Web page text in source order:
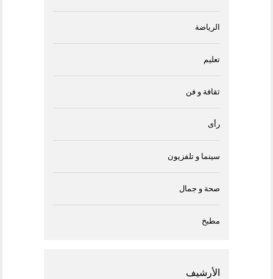
الرياضة
تعليم
ثقافة و فن
رأى
سينما و تلفزيون
صحة و جمال
مطبخ
الأرشيف